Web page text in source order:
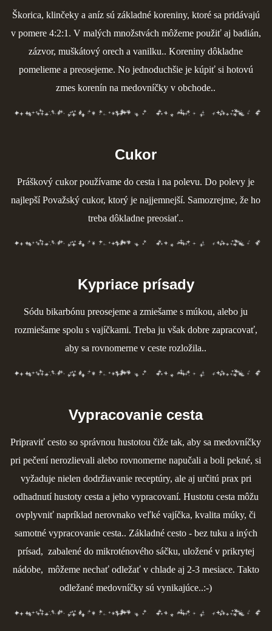
Škorica, klinčeky a aníz sú základné koreniny, ktoré sa pridávajú
v pomere 4:2:1. V malých množstvách môžeme použiť aj badián,
zázvor, muškátový orech a vanilku.. Koreniny dôkladne
pomelieme a preosejeme. No jednoduchšie je kúpiť si hotovú
zmes korenín na medovníčky v obchode..
Cukor
Práškový cukor používame do cesta i na polevu. Do polevy je
najlepší Považský cukor, ktorý je najjemnejší. Samozrejme, že ho
treba dôkladne preosiať..
Kypriace prísady
Sódu bikarbónu preosejeme a zmiešame s múkou, alebo ju
rozmiešame spolu s vajíčkami. Treba ju však dobre zapracovať,
aby sa rovnomerne v ceste rozložila..
Vypracovanie cesta
Pripraviť cesto so správnou hustotou čiže tak, aby sa medovníčky
pri pečení nerozlievali alebo rovnomerne napučali a boli pekné, si
vyžaduje nielen dodržiavanie receptúry, ale aj určitú prax pri
odhadnutí hustoty cesta a jeho vypracovaní. Hustotu cesta môžu
ovplyvniť napríklad nerovnako veľké vajíčka, kvalita múky, či
samotné vypracovanie cesta.. Základné cesto - bez tuku a iných
prísad, zabalené do mikroténového sáčku, uložené v prikrytej
nádobe, môžeme nechať odležať v chlade aj 2-3 mesiace. Takto
odležané medovníčky sú vynikajúce..:-)